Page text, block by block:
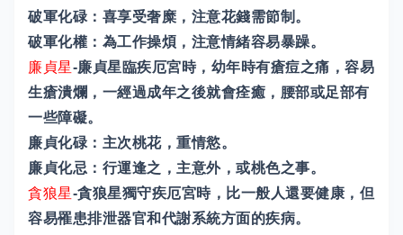
破軍化碌：喜享受奢糜，注意花錢需節制。
破軍化權：為工作操煩，注意情緒容易暴躁。
廉貞星-廉貞星臨疾厄宮時，幼年時有瘡痘之痛，容易
生瘡潰爛，一經過成年之後就會痊癒，腰部或足部有
一些障礙。
廉貞化碌：主次桃花，重情慾。
廉貞化忌：行運逢之，主意外，或桃色之事。
貪狼星-貪狼星獨守疾厄宮時，比一般人還要健康，但
容易罹患排泄器官和代謝系統方面的疾病。